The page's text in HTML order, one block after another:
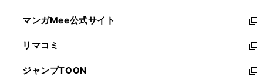
開
く
ン
ド
ウ
で
開
く
ウ
ィ
ン
ド
ウ
で
し
い
ウ
ィ
ン
ド
マンガMee公式サイト
新
し
い
ウ
ィ
リマコミ
新
し
い
ジャンプTOON
新